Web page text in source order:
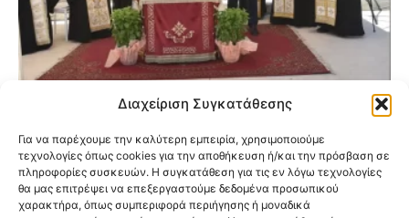
Διαχείριση Συγκατάθεσης
Για να παρέχουμε την καλύτερη εμπειρία, χρησιμοποιούμε
τεχνολογίες όπως cookies για την αποθήκευση ή/και την πρόσβαση σε
πληροφορίες συσκευών. Η συγκατάθεση για τις εν λόγω τεχνολογίες
θα μας επιτρέψει να επεξεργαστούμε δεδομένα προσωπικού
χαρακτήρα, όπως συμπεριφορά περιήγησης ή μοναδικά
Εγκαινιάστηκαν οι νέες παιδικές
κατασκηνώσεις της Ιεράς Μητροπόλεως
Νέας Ιωνίας στον Ωρωπό